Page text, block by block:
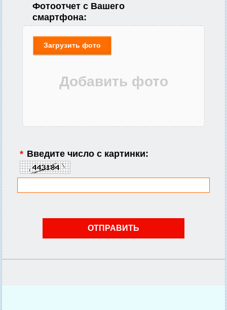
Фотоотчет с Вашего
смартфона:
Загрузить фото
* Введите число с картинки: